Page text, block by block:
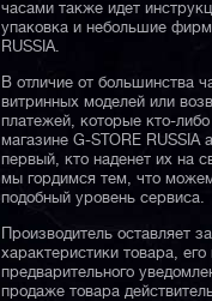
часами также идет
упаковка и небольшие
RUSSIA.
В отличие от большинства
витринных моделей или
платежей, которые кто-
магазине G-STORE
первый, кто наденет их на
мы гордимся тем, что
подобный уровень сервиса.
Производитель оставляет
характеристики товара,
предварительного
продаже товара